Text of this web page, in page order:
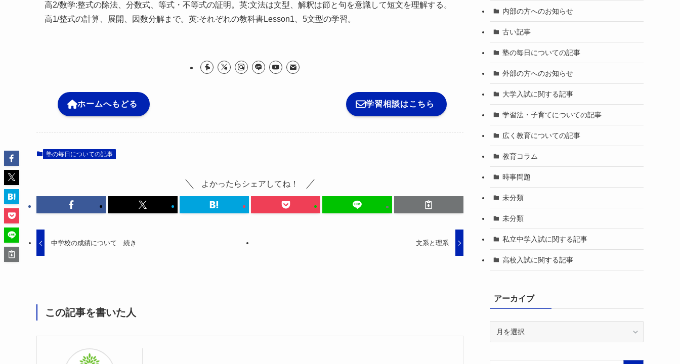
高2/数学:整式の除法、分数式、等式・不等式の証明。英:文法は文型、解釈は節と句を意識して短文を理解する。
高1/整式の計算、展開、因数分解まで。英:それぞれの教科書Lesson1、5文型の学習。
ホームへもどる 学習相談はこちら
塾の毎日についての記事
よかったらシェアしてね！
中学校の成績について 続き 文系と理系
この記事を書いた人
内部の方へのお知らせ
古い記事
塾の毎日についての記事
外部の方へのお知らせ
大学入試に関する記事
学習法・子育てについての記事
広く教育についての記事
教育コラム
時事問題
未分類
未分類
私立中学入試に関する記事
高校入試に関する記事
アーカイブ
イ